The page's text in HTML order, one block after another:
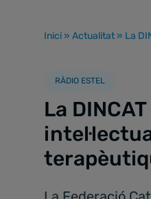
Inici » Actualitat » La
RÀDIO ESTEL
La